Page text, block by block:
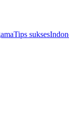
Tips sukses